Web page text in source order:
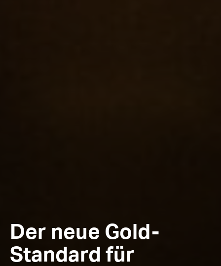
Der neue Gold-
Standard für